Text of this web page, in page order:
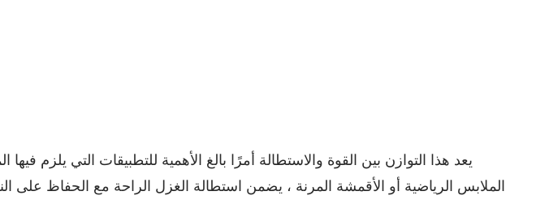
يعد هذا التوازن بين القوة والاستطالة أمرًا بالغ الأهمية للتطبيقات التي يلزم
الملابس الرياضية أو الأقمشة المرنة ، يضمن استطالة الغزل الراحة مع الحفاظ على